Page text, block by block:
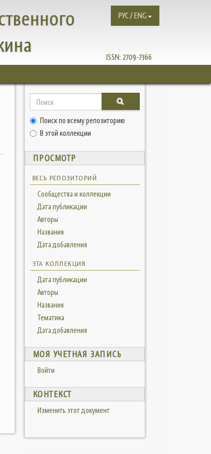
ISSN: 2709-7366
РУС / ENG
Поиск по всему репозиторию
В этой коллекции
ПРОСМОТР
ВЕСЬ РЕПОЗИТОРИЙ
Сообщества и коллекции
Дата публикации
Авторы
Названия
Дата добавления
ЭТА КОЛЛЕКЦИЯ
Дата публикации
Авторы
Названия
Тематика
Дата добавления
МОЯ УЧЕТНАЯ ЗАПИСЬ
Войти
КОНТЕКСТ
Изменить этот документ